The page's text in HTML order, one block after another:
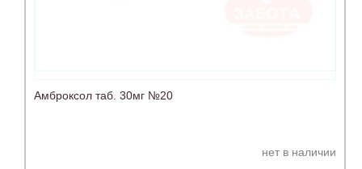
Амброксол таб. 30мг №20
нет в наличии